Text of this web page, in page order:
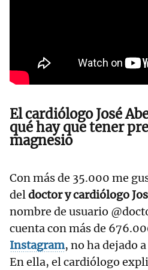
El cardiólogo José
qué hay que tener
magnesio
Con más de 35.000 me
deldoctor y cardiólogo
nombre de usuario
cuenta con más de
Instagram, no ha dejado
En ella, el cardiólogo